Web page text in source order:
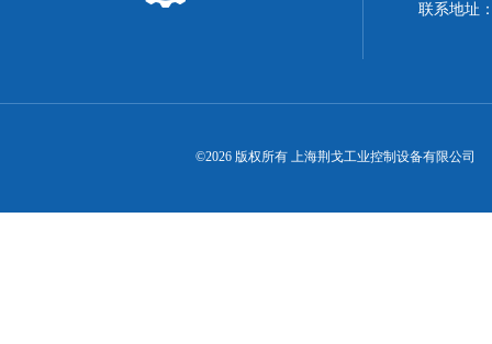
联系地址
©2026 版权所有 上海荆戈工业控制设备有限公司